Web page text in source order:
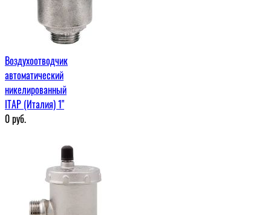
Воздухоотводчик
автоматический
никелированный
ITAP (Италия) 1"
0руб.